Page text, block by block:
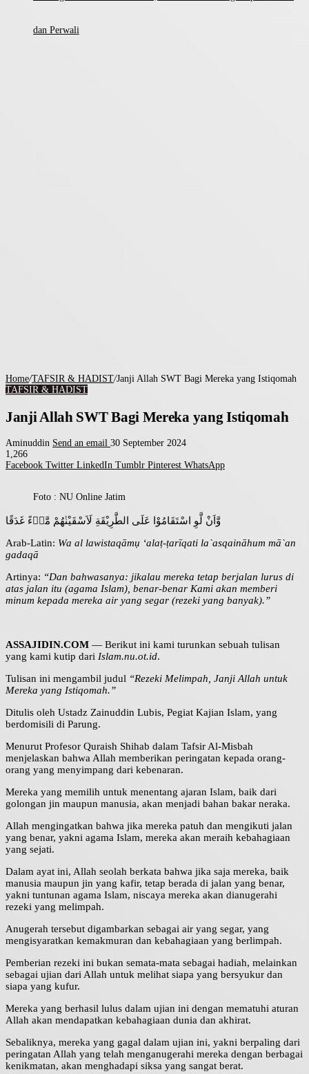
dan Perwali
Home/TAFSIR & HADIST/Janji Allah SWT Bagi Mereka yang Istiqomah
TAFSIR & HADIST
Janji Allah SWT Bagi Mereka yang Istiqomah
Aminuddin Send an email 30 September 2024
1,266
Facebook Twitter LinkedIn Tumblr Pinterest WhatsApp
Foto : NU Online Jatim
وَّاَنْ لَّوِ اسْتَقَامُوْا عَلَى الطَّرِيْقَةِ لَاَسْقَيْنٰهُمْ مَّاۤءً غَدَقًا
Arab-Latin: Wa al lawistaqāmụ ‘alaṭ-ṭarīqati la`asqaināhum mā`an
gadaqā
Artinya: “Dan bahwasanya: jikalau mereka tetap berjalan lurus di
atas jalan itu (agama Islam), benar-benar Kami akan memberi
minum kepada mereka air yang segar (rezeki yang banyak).”
ASSAJIDIN.COM — Berikut ini kami turunkan sebuah tulisan
yang kami kutip dari Islam.nu.ot.id.
Tulisan ini mengambil judul “Rezeki Melimpah, Janji Allah untuk
Mereka yang Istiqomah.”
Ditulis oleh Ustadz Zainuddin Lubis, Pegiat Kajian Islam, yang
berdomisili di Parung.
Menurut Profesor Quraish Shihab dalam Tafsir Al-Misbah
menjelaskan bahwa Allah memberikan peringatan kepada orang-
orang yang menyimpang dari kebenaran.
Mereka yang memilih untuk menentang ajaran Islam, baik dari
golongan jin maupun manusia, akan menjadi bahan bakar neraka.
Allah mengingatkan bahwa jika mereka patuh dan mengikuti jalan
yang benar, yakni agama Islam, mereka akan meraih kebahagiaan
yang sejati.
Dalam ayat ini, Allah seolah berkata bahwa jika saja mereka, baik
manusia maupun jin yang kafir, tetap berada di jalan yang benar,
yakni tuntunan agama Islam, niscaya mereka akan dianugerahi
rezeki yang melimpah.
Anugerah tersebut digambarkan sebagai air yang segar, yang
mengisyaratkan kemakmuran dan kebahagiaan yang berlimpah.
Pemberian rezeki ini bukan semata-mata sebagai hadiah, melainkan
sebagai ujian dari Allah untuk melihat siapa yang bersyukur dan
siapa yang kufur.
Mereka yang berhasil lulus dalam ujian ini dengan mematuhi aturan
Allah akan mendapatkan kebahagiaan dunia dan akhirat.
Sebaliknya, mereka yang gagal dalam ujian ini, yakni berpaling dari
peringatan Allah yang telah menganugerahi mereka dengan berbagai
kenikmatan, akan menghadapi siksa yang sangat berat.